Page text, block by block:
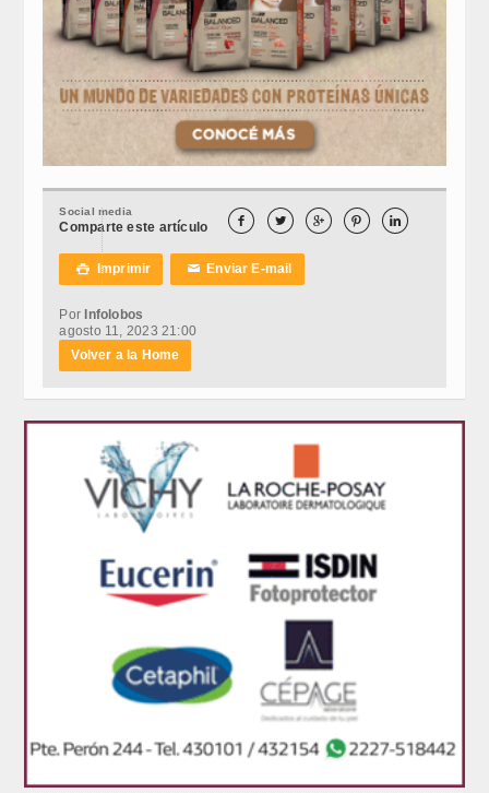
Social media
Comparte este artículo     
 Imprimir ✉Enviar E-mail
Por Infolobos
agosto 11, 2023 21:00
Volver a la Home